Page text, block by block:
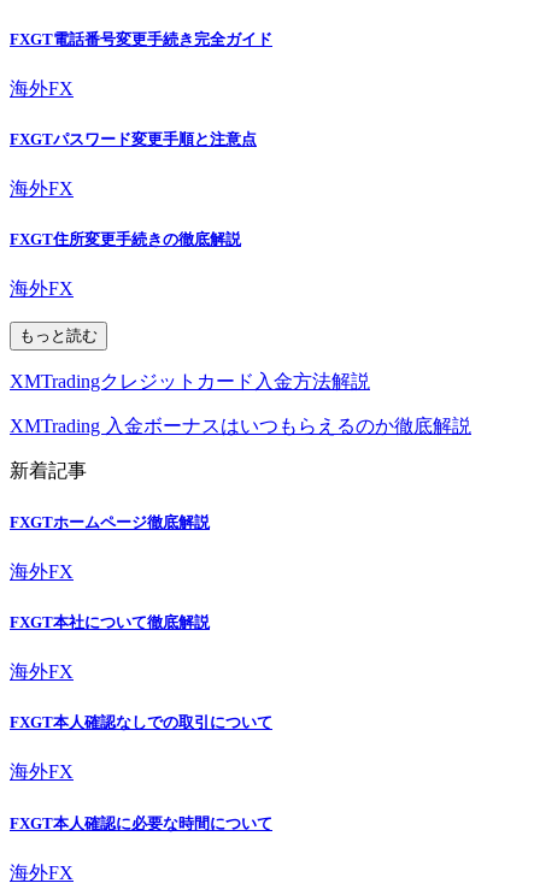
FXGT電話番号変更手続き完全ガイド
海外FX
FXGTパスワード変更手順と注意点
海外FX
FXGT住所変更手続きの徹底解説
海外FX
もっと読む
XMTradingクレジットカード入金方法解説
XMTrading 入金ボーナスはいつもらえるのか徹底解説
新着記事
FXGTホームページ徹底解説
海外FX
FXGT本社について徹底解説
海外FX
FXGT本人確認なしでの取引について
海外FX
FXGT本人確認に必要な時間について
海外FX